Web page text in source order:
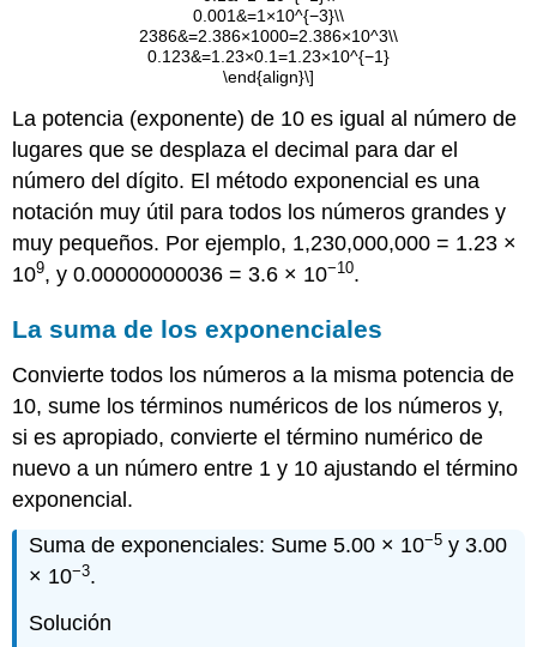
0.001&=1×10^{−3}\\
2386&=2.386×1000=2.386×10^3\\
0.123&=1.23×0.1=1.23×10^{−1}
\end{align}\]
La potencia (exponente) de 10 es igual al número de
lugares que se desplaza el decimal para dar el
número del dígito. El método exponencial es una
notación muy útil para todos los números grandes y
muy pequeños. Por ejemplo, 1,230,000,000 = 1.23 ×
109, y 0.00000000036 = 3.6 × 10−10.
La suma de los exponenciales
Convierte todos los números a la misma potencia de
10, sume los términos numéricos de los números y,
si es apropiado, convierte el término numérico de
nuevo a un número entre 1 y 10 ajustando el término
exponencial.
Suma de exponenciales: Sume 5.00 × 10−5 y 3.00
× 10−3.
Solución